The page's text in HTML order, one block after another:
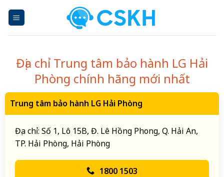
Địa chỉ Trung tâm bảo hành LG Hải
Phòng chính hãng mới nhất
Trung tâm bảo hành LG Hải Phòng
Địa chỉ: Số 1, Lô 15B, Đ. Lê Hồng Phong, Q. Hải An,
TP. Hải Phòng, Hải Phòng
1800 1503